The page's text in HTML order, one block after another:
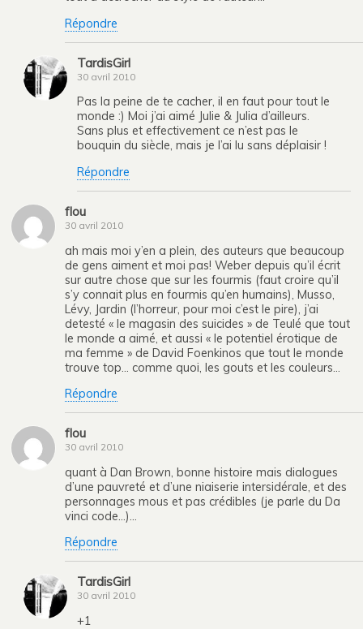
Répondre
TardisGirl
30 avril 2010
Pas la peine de te cacher, il en faut pour tout le
monde :) Moi j’ai aimé Julie & Julia d’ailleurs.
Sans plus et effectivement ce n’est pas le
bouquin du siècle, mais je l’ai lu sans déplaisir !
Répondre
flou
30 avril 2010
ah mais moi y’en a plein, des auteurs que beaucoup
de gens aiment et moi pas! Weber depuis qu’il écrit
sur autre chose que sur les fourmis (faut croire qu’il
s’y connait plus en fourmis qu’en humains), Musso,
Lévy, Jardin (l’horreur, pour moi c’est le pire), j’ai
detesté « le magasin des suicides » de Teulé que tout
le monde a aimé, et aussi « le potentiel érotique de
ma femme » de David Foenkinos que tout le monde
trouve top… comme quoi, les gouts et les couleurs…
Répondre
flou
30 avril 2010
quant à Dan Brown, bonne histoire mais dialogues
d’une pauvreté et d’une niaiserie intersidérale, et des
personnages mous et pas crédibles (je parle du Da
vinci code…)…
Répondre
TardisGirl
30 avril 2010
+1